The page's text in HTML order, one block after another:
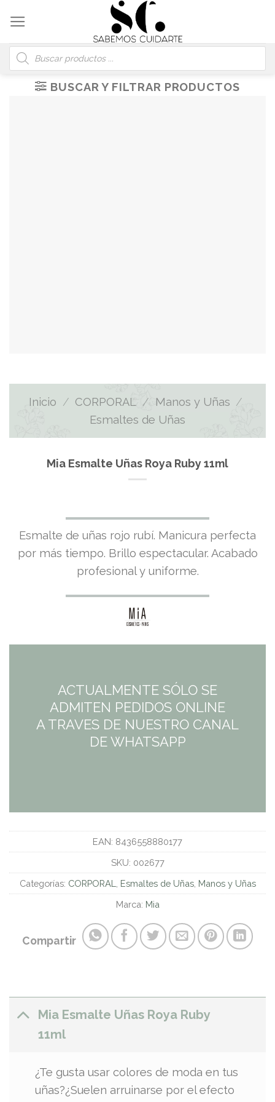
content
Búsqueda
de
productos
BUSCAR Y FILTRAR PRODUCTOS
Inicio / CORPORAL / Manos y Uñas /
Esmaltes de Uñas
Mia Esmalte Uñas Roya Ruby 11ml
Esmalte de uñas rojo rubí. Manicura perfecta
por más tiempo. Brillo espectacular. Acabado
profesional y uniforme.
ACTUALMENTE SÓLO SE
ADMITEN PEDIDOS ONLINE
A TRAVES DE NUESTRO CANAL
DE WHATSAPP
EAN: 8436558880177
SKU: 002677
Categorías: CORPORAL Esmaltes de Uñas, Manos y Uñas
Marca: Mia
Compartir
Mia Esmalte Uñas Roya Ruby
11ml
¿Te gusta usar colores de moda en tus
uñas?¿Suelen arruinarse por el efecto